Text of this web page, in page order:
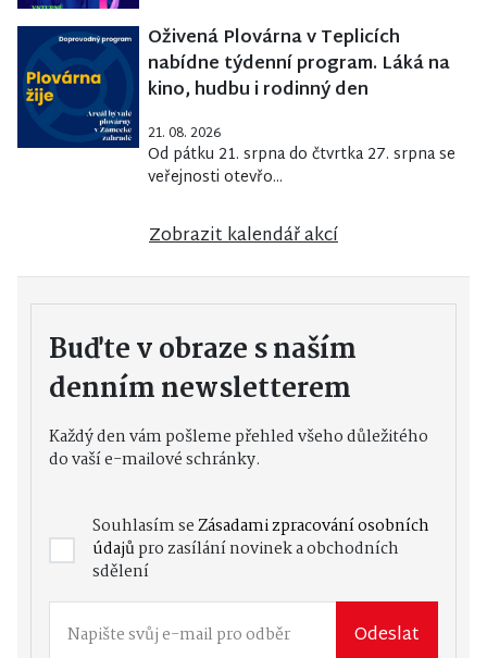
Oživená Plovárna v Teplicích
nabídne týdenní program. Láká na
kino, hudbu i rodinný den
21. 08. 2026
Od pátku 21. srpna do čtvrtka 27. srpna se
veřejnosti otevřo...
Zobrazit kalendář akcí
Buďte v obraze s naším
denním newsletterem
Každý den vám pošleme přehled všeho důležitého
do vaší e-mailové schránky.
Souhlasím seZásadami zpracování osobních
údajůpro zasílání novinek a obchodních
sdělení
Odeslat